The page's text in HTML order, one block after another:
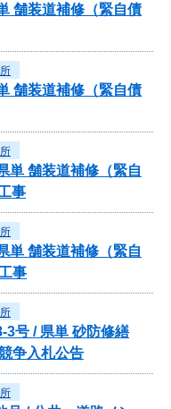
舗装道補修（緊自債
舗装道補修（緊自債
単 舗装道補修（緊自
事
単 舗装道補修（緊自
事
3号 / 県単 砂防修繕
争入札公告